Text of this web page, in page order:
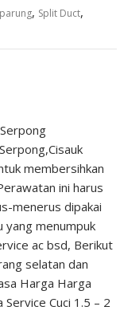
, Split Duct,
membersihkan
ini harus
menerus dipakai
yang menumpuk
ac bsd, Berikut
selatan dan
Harga Harga
Cuci 1.5 – 2